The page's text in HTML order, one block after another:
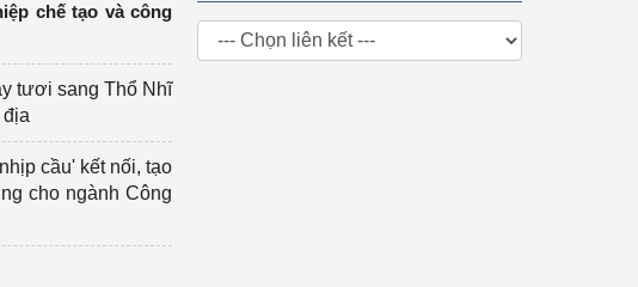
chế tạo và công
tươi sang Thổ Nhĩ
cầu' kết nối, tạo
cho ngành Công